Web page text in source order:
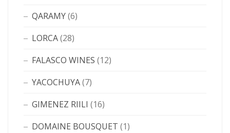
QARAMY(6)
LORCA(28)
FALASCO WINES (12)
YACOCHUYA(7)
GIMENEZ RIILI (16)
DOMAINE BOUSQUET (1)